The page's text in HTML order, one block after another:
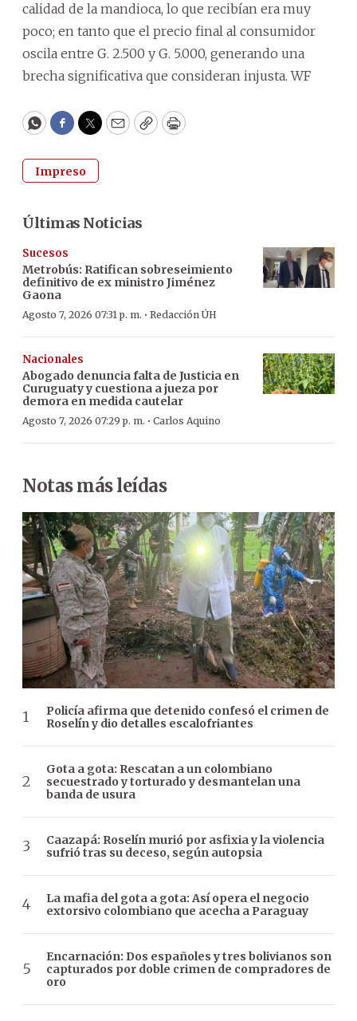
calidad de la mandioca, lo que recibían era muy
poco; en tanto que el precio final al consumidor
oscila entre G. 2.500 y G. 5.000, generando una
brecha significativa que consideran injusta. WF
WhatsApp
Facebook
Twitter
EmailCopyPrint
Impreso
Últimas Noticias
Sucesos
Metrobús: Ratifican sobreseimiento
definitivo de ex ministro Jiménez
Gaona
Agosto 7, 2026 07:31 p. m. · Redacción ÚH
Nacionales
Abogado denuncia falta de Justicia en
Curuguaty y cuestiona a jueza por
demora en medida cautelar
Agosto 7, 2026 07:29 p. m. · Carlos Aquino
Notas más leídas
Policía afirma que detenido confesó el crimen de
Roselín y dio detalles escalofriantes
Gota a gota: Rescatan a un colombiano
secuestrado y torturado y desmantelan una
banda de usura
Caazapá: Roselín murió por asfixia y la violencia
sufrió tras su deceso, según autopsia
La mafia del gota a gota: Así opera el negocio
extorsivo colombiano que acecha a Paraguay
Encarnación: Dos españoles y tres bolivianos son
capturados por doble crimen de compradores de
oro